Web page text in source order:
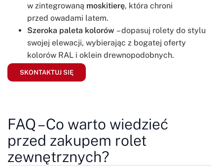
w zintegrowaną moskitierę, która chroni
przed owadami latem.
Szeroka paleta kolorów – dopasuj rolety do stylu
swojej elewacji, wybierając z bogatej oferty
kolorów RAL i oklein drewnopodobnych.
SKONTAKTUJ SIĘ
FAQ – Co warto wiedzieć
przed zakupem rolet
zewnętrznych?